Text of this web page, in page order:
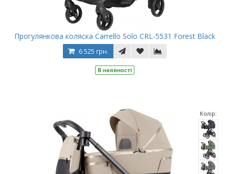
Прогулянкова коляска Carrello Solo CRL-5531 Forest Black
6 525 грн.
В наявності
Колір: